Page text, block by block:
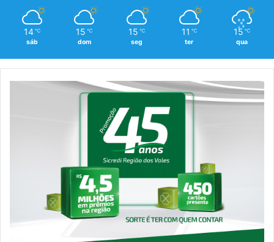
14 ℃
sáb
15 ℃
dom
15 ℃
seg
11 ℃
ter
15 ℃
qua